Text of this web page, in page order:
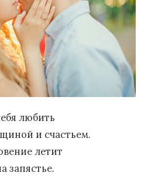
любить
и счастьем.
летит
запястье.